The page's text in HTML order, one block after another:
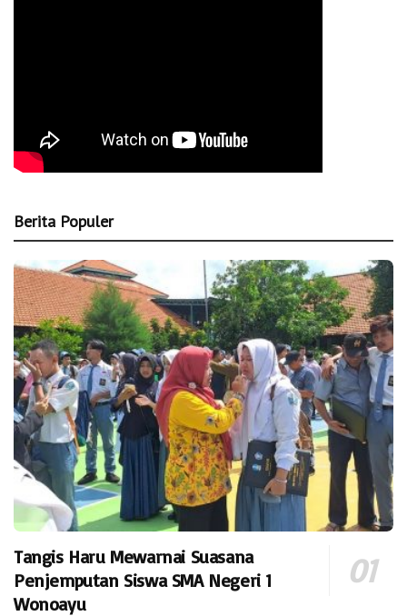
Berita Populer
Tangis Haru Mewarnai Suasana
Penjemputan Siswa SMA Negeri 1
Wonoayu